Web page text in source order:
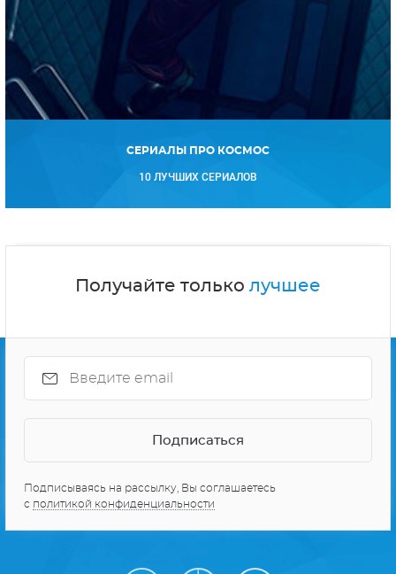
СЕРИАЛЫ ПРО КОСМОС
10 ЛУЧШИХ СЕРИАЛОВ
Получайте только лучшее
Подписываясь на рассылку, Вы соглашаетесь
с политикой конфиденциальности